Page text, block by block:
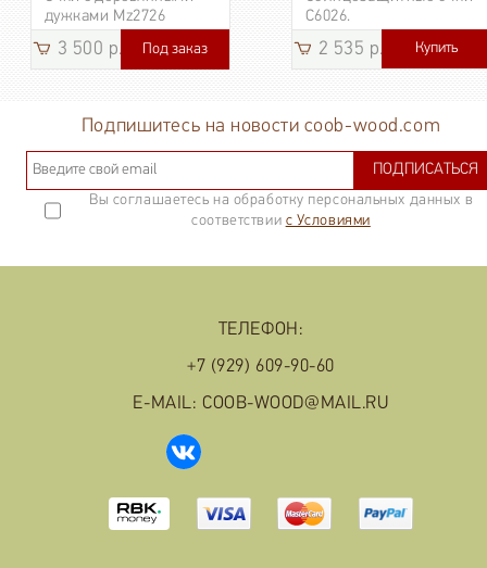
дужками Mz2726
3 500 р. Под заказ
C6026.
2 535 р. 3 185
Купить
Подпишитесь на новости coob-wood.com
ПОДПИСАТЬСЯ
Вы соглашаетесь на обработку персональных данных в
соответствии с Условиями
ТЕЛЕФОН:
+7 (929) 609-90-60
E-MAIL: COOB-WOOD@MAIL.RU